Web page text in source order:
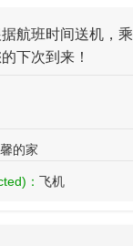
航班时间送机，
下次到来！
的家
： 飞机